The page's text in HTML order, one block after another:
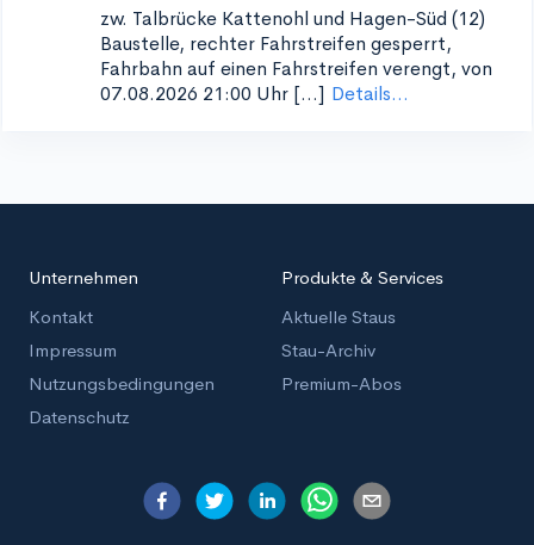
zw. Talbrücke Kattenohl und Hagen-Süd (12)
Baustelle, rechter Fahrstreifen gesperrt,
Fahrbahn auf einen Fahrstreifen verengt, von
07.08.2026 21:00 Uhr [...] Details...
Unternehmen
Kontakt
Impressum
Nutzungsbedingungen
Datenschutz
Produkte & Services
Aktuelle Staus
Stau-Archiv
Premium-Abos